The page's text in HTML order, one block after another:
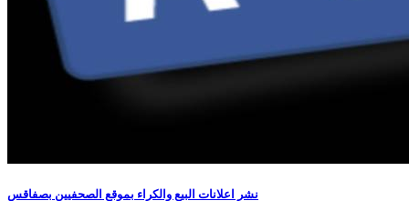
نشر اعلانات البيع والكراء بموقع الصحفيين بصفاقس